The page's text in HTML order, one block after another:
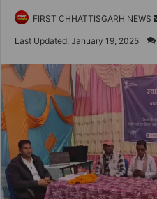
FIRST CHHATTISGARH NEWS
Last Updated: January 19, 2025